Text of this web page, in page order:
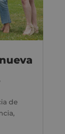
de